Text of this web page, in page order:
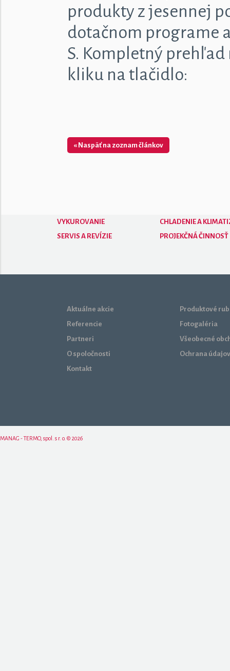
produkty z jesennej
dotačnom programe
S. Kompletný
kliku na tlačidlo:
« Naspäť na zoznam článkov
VYKUROVANIE
CHLADENIE A
SERVIS A REVÍZIE
PROJEKČNÁ ČINNOSŤ
Aktuálne akcie
Referencie
Partneri
O spoločnosti
Kontakt
Produktové
Fotogaléria
Všeobecné
Ochrana údajov
MANAG - TERMO, spol. s r. o. © 2026